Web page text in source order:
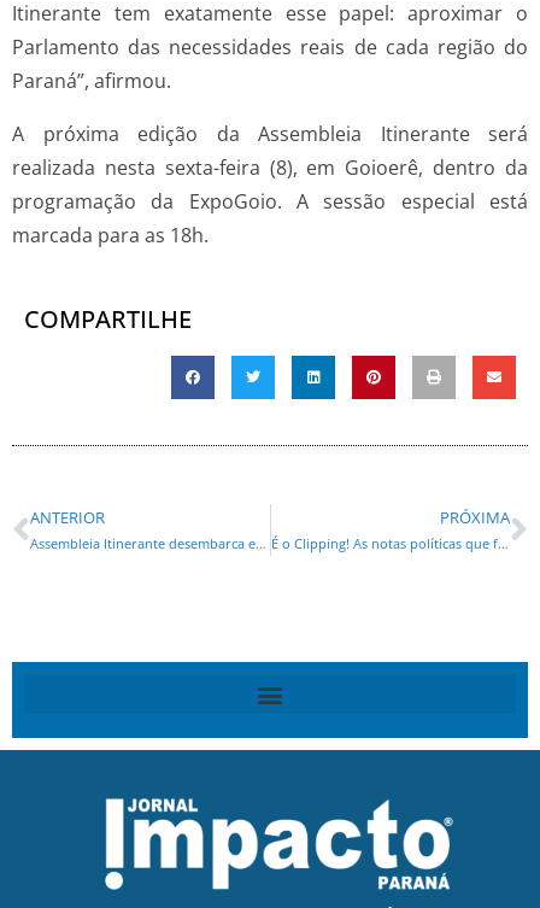
Itinerante tem exatamente esse papel: aproximar o
Parlamento das necessidades reais de cada região do
Paraná”, afirmou.
A próxima edição da Assembleia Itinerante será
realizada nesta sexta-feira (8), em Goioerê, dentro da
programação da ExpoGoio. A sessão especial está
marcada para as 18h.
COMPARTILHE
ANTERIOR
Assembleia Itinerante desembarca em Goioerê nesta sexta-feira (8) com Sessão Especial e atendimento à população
PRÓXIMA
É o Clipping! As notas políticas que foram notícia nesta quinta feira (07) no Paraná e no Brasil!